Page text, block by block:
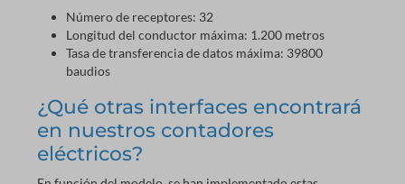
Número de receptores: 32
Longitud del conductor máxima: 1.200 metros
Tasa de transferencia de datos máxima: 39800
baudios
¿Qué otras interfaces encontrará
en nuestros contadores
eléctricos?